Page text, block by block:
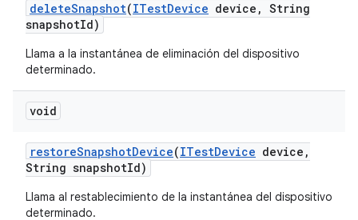
deleteSnapshot(ITestDevice device , String
snapshotId)
Llama a la instantánea de eliminación del dispositivo
determinado.
void
restoreSnapshotDevice(ITestDevice device ,
String snapshotId)
Llama al restablecimiento de la instantánea del dispositivo
determinado.